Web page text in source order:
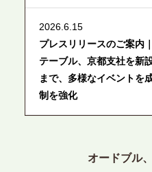
2026.6.15
プレスリリースのご案内
テーブル、京都支社を新
まで、多様なイベントを
制を強化
プレスリリースのご案内
オードブル